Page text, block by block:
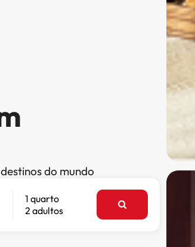
do mundo
1 quarto
2 adultos